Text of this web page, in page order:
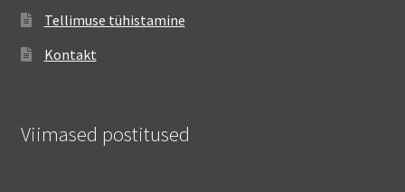
Tellimuse tühistamine
Kontakt
Viimased postitused